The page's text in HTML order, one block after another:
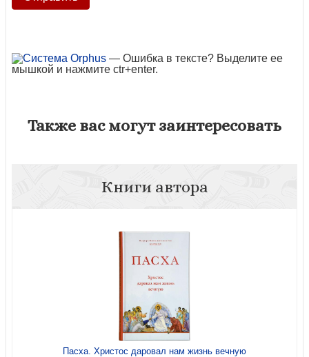
— Ошибка в тексте? Выделите ее
мышкой и нажмите ctr+enter.
Также вас могут заинтересовать
Книги автора
Пасха. Христос даровал нам жизнь вечную